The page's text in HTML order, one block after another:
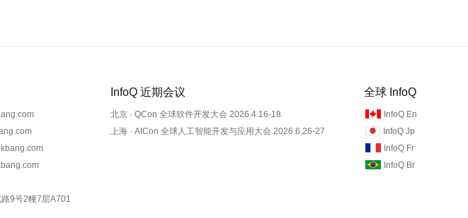
9号2幢7层A701
InfoQ 近期会议
北京 · QCon 全球软件开发大会 2026.4.16-18
上海 · AICon 全球人工智能开发与应用大会 2026.6.26-27
全球 InfoQ
InfoQ En
InfoQ Jp
InfoQ Fr
InfoQ Br